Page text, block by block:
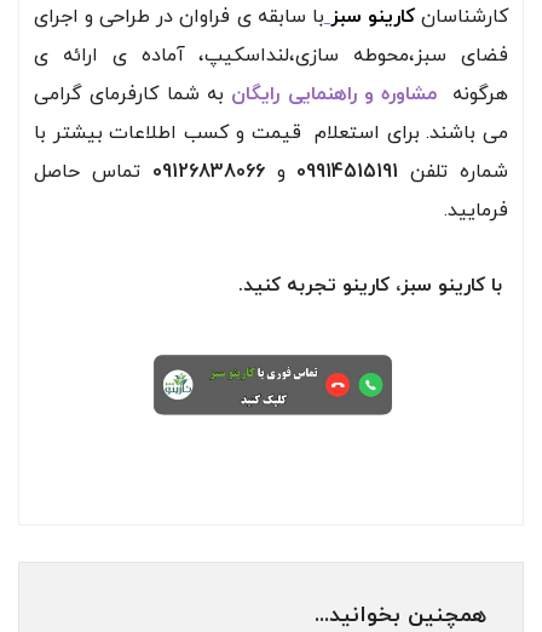
کارشناسانکارینو سبز با سابقه ی فراوان در طراحی و اجرای
فضای سبز،محوطه سازی،لنداسکیپ، آماده ی ارائه ی
هرگونه مشاوره و راهنمایی رایگان به شما کارفرمای گرامی
می باشند. برای استعلام قیمت و کسب اطلاعات بیشتر با
شماره تلفن 09914515191 و09126838066 تماس حاصل
فرمایید.
با کارینو سبز، کارینو تجربه کنید.
همچنین بخوانید...